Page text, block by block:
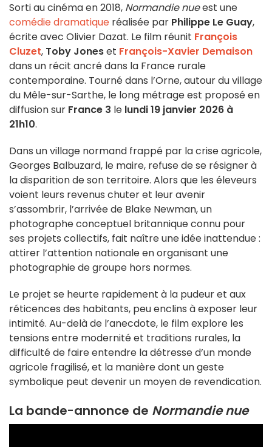
Sorti au cinéma en 2018, Normandie nueest une
comédie dramatique réalisée par Philippe Le Guay,
écrite avec Olivier Dazat. Le film réunit François
Cluzet, Toby Joneset François-Xavier Demaison
dans un récit ancré dans la France rurale
contemporaine. Tourné dans l’Orne, autour du village
du Mêle-sur-Sarthe, le long métrage est proposé en
diffusion sur France 3 le lundi 19 janvier 2026 à
21h10.
Dans un village normand frappé par la crise agricole,
Georges Balbuzard, le maire, refuse de se résigner à
la disparition de son territoire. Alors que les éleveurs
voient leurs revenus chuter et leur avenir
s’assombrir, l’arrivée de Blake Newman, un
photographe conceptuel britannique connu pour
ses projets collectifs, fait naître une idée inattendue :
attirer l’attention nationale en organisant une
photographie de groupe hors normes.
Le projet se heurte rapidement à la pudeur et aux
réticences des habitants, peu enclins à exposer leur
intimité. Au-delà de l’anecdote, le film explore les
tensions entre modernité et traditions rurales, la
difficulté de faire entendre la détresse d’un monde
agricole fragilisé, et la manière dont un geste
symbolique peut devenir un moyen de revendication.
La bande-annonce de Normandie nue